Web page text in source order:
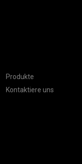
Produkte
Kontaktiere uns